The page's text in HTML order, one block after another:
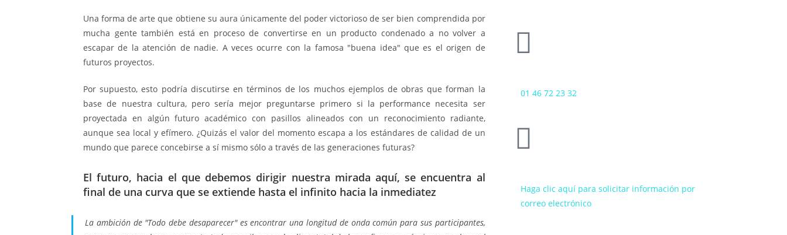
Una forma de arte que obtiene su aura únicamente del poder victorioso de ser bien comprendida por
mucha gente también está en proceso de convertirse en un producto condenado a no volver a
escapar de la atención de nadie. A veces ocurre con la famosa "buena idea" que es el origen de
futuros proyectos.
Por supuesto, esto podría discutirse en términos de los muchos ejemplos de obras que forman la
base de nuestra cultura, pero sería mejor preguntarse primero si la performance necesita ser
proyectada en algún futuro académico con pasillos alineados con un reconocimiento radiante,
aunque sea local y efímero. ¿Quizás el valor del momento escapa a los estándares de calidad de un
mundo que parece concebirse a sí mismo sólo a través de las generaciones futuras?
El futuro, hacia el que debemos dirigir nuestra mirada aquí, se encuentra al
final de una curva que se extiende hasta el infinito hacia la inmediatez
La ambición de "Todo debe desaparecer" es encontrar una longitud de onda común para sus participantes,
01 46 72 23 32
Haga clic aquí para solicitar información por
correo electrónico